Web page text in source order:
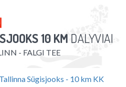
10 KM DALYVIAI
- FALGI TEE
Sügisjooks - 10 km KK